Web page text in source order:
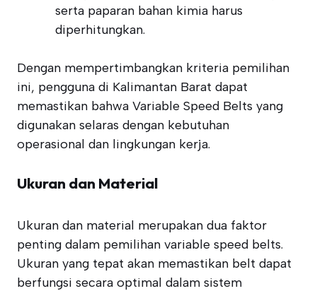
serta paparan bahan kimia harus
diperhitungkan.
Dengan mempertimbangkan kriteria pemilihan
ini, pengguna di Kalimantan Barat dapat
memastikan bahwa Variable Speed Belts yang
digunakan selaras dengan kebutuhan
operasional dan lingkungan kerja.
Ukuran dan Material
Ukuran dan material merupakan dua faktor
penting dalam pemilihan variable speed belts.
Ukuran yang tepat akan memastikan belt dapat
berfungsi secara optimal dalam sistem